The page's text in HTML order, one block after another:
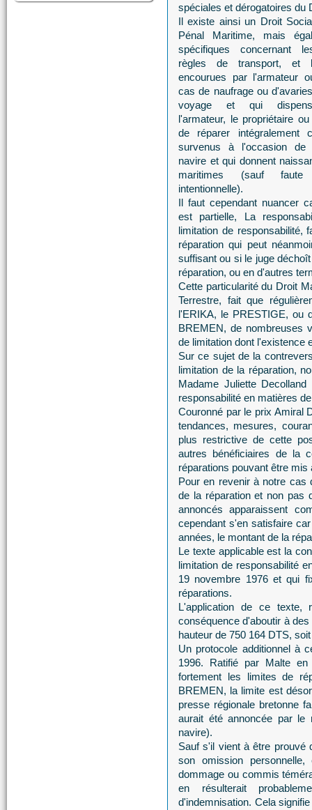
spéciales et dérogatoires du
Il existe ainsi un Droit
Pénal Maritime, mais
spécifiques concernant
règles de transport, et
encourues par l'armateur
cas de naufrage ou
voyage et qui
l'armateur, le propriétaire
de réparer intégralement
survenus à l'occasion de
navire et qui donnent
maritimes (sauf faute
intentionnelle).
Il faut cependant nuancer
est partielle, La
limitation de responsabilité,
réparation qui peut
suffisant ou si le juge
réparation, ou en d'autres
Cette particularité du Droit
Terrestre, fait que
l'ERIKA, le PRESTIGE, ou
BREMEN, de nombreuses
de limitation dont l'existence
Sur ce sujet de la
limitation de la réparation,
Madame Juliette
responsabilité en matières
Couronné par le prix Amiral
tendances, mesures,
plus restrictive de cette
autres bénéficiaires de la
réparations pouvant être mis
Pour en revenir à notre cas
de la réparation et non pas
annoncés apparaissent
cependant s'en satisfaire
années, le montant de la
Le texte applicable est la
limitation de responsabilité
19 novembre 1976 et qui
réparations.
L'application de ce
conséquence d'aboutir à
hauteur de 750 164 DTS,
Un protocole additionnel à
1996. Ratifié par Malte
fortement les limites de
BREMEN, la limite est
presse régionale bretonne
aurait été annoncée par le
navire).
Sauf s'il vient à être prouvé
son omission
dommage ou commis
en résulterait
d'indemnisation. Cela